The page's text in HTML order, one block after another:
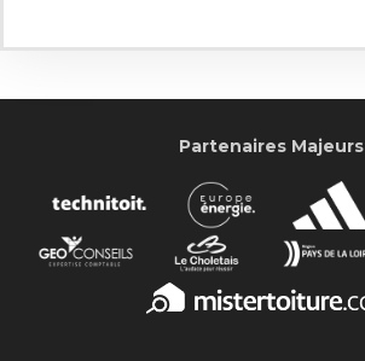
Partenaires Majeurs